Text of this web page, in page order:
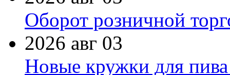
Оборот розничной
2026 авг 03
Новые кружки для